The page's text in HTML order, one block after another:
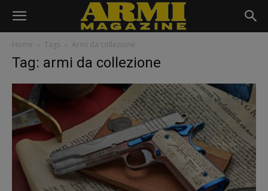
Home Tags Armi da collezione
Tag: armi da collezione